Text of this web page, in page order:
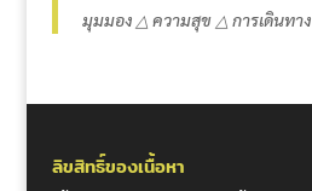
มุมมอง △ ความสุข △ การเดินทาง
ลิขสิทธิ์ของเนื้อหา